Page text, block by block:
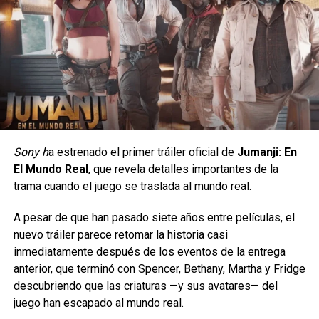
A nivel técnico, la dirección logra mantener un buen ritmo
durante la mayor parte del metraje y sabe aprovechar la
naturaleza espacial de la historia para construir escenarios
visualmente atractivos,
además de entregarnos
emocionantes e intensas escenas de acción y que
son mucho más de las mostradas en los tráilers,
demostrando que Kara, aún sin poderes, es de los
personajes más fuertes que hay.
Su excelente desempeño en taquilla y el respaldo de la
culto para las fiestas.
Siguenos en todas nuestrasredes socialespara estar
enterado de lo más atractivo del mundo geek, además
suscríbete a nuestro canal deYoutubeypodcast
No se trata de llevar un personaje estampado, sino de
convierten cada par en una pieza llena de personalidad.
Esta colección llegará exclusivamente con dos modelos:
Wally Funk Spider-Man y
Wally Funk Hulk, convirtiéndose en la única puerta de
entrada para los fans a este
Sony ha estrenado el primer tráiler oficial de Jumanji: En
El Mundo Real, que revela detalles importantes de la
trama cuando el juego se traslada al mundo real.
A pesar de que han pasado siete años entre películas, el
nuevo tráiler parece retomar la historia casi
inmediatamente después de los eventos de la entrega
anterior, que terminó con Spencer, Bethany, Martha y Fridge
descubriendo que las criaturas —y sus avatares— del
juego han escapado al mundo real.